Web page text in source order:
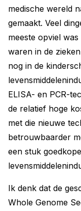
medische wereld
gemaakt. Veel
meeste opviel
waren in de
nog in de
ELISA- en PCR-
de relatief hoge
met die nieuwe
betrouwbaarder
een stuk
Ik denk dat de
Whole Genome